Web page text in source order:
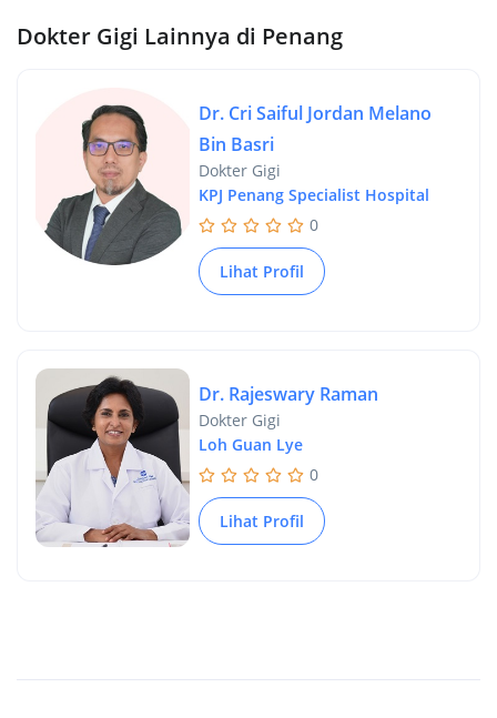
Dokter Gigi Lainnya di Penang
Dr. Cri Saiful Jordan Melano
Bin Basri
Dokter Gigi
KPJ Penang Specialist Hospital
0
Lihat Profil
Dr. Rajeswary Raman
Dokter Gigi
Loh Guan Lye
0
Lihat Profil